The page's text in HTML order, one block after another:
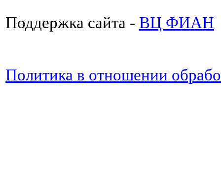
Поддержка сайта - ВЦ ФИАН
Политика в отношении